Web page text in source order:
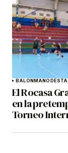
BALONMANO
El Rocasa
en la
Torneo